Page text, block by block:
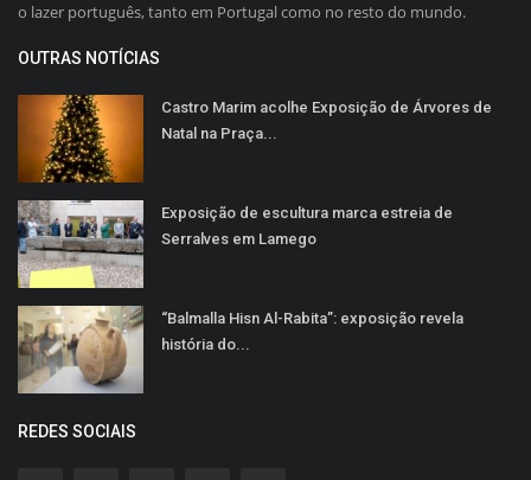
o lazer português, tanto em Portugal como no resto do mundo.
OUTRAS NOTÍCIAS
Castro Marim acolhe Exposição de Árvores de
Natal na Praça...
Exposição de escultura marca estreia de
Serralves em Lamego
“Balmalla Hisn Al-Rabita”: exposição revela
história do...
REDES SOCIAIS